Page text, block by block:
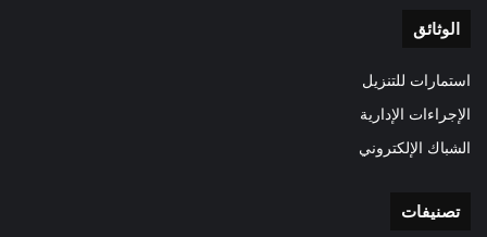
الوثائق
استمارات للتنزيل
الإجراءات الإدارية
الشباك الإلكتروني
تصنيفات